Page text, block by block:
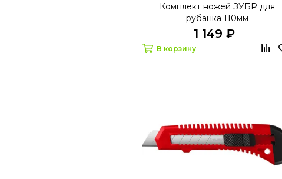
Комплект ножей ЗУБР для
рубанка 110мм
1 149 ₽
В корзину